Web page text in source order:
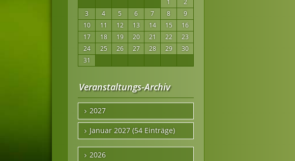
1
2
3
4 5 6 7 8
9
10
11 12 13 14 15
16
17
18 19 20 21 22
23
24
25 26 27 28 29
30
31
Veranstaltungs-Archiv
2027
Januar 2027 (54 Einträge)
2026